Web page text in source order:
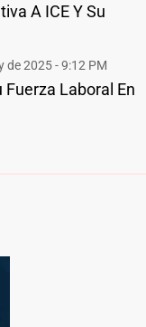
A ICE Y Su
de 2025 - 9:12 PM
Fuerza Laboral En